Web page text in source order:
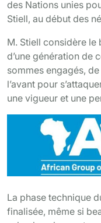
des Nations unies
Stiell, au début des
M. Stiell considère le
d’une génération de
sommes engagés,
l’avant pour
une vigueur et une
La phase technique
finalisée, même si